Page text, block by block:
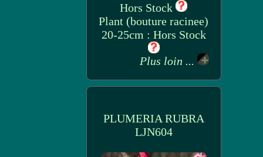
Hors Stock
Plant (bouture racinee)
20-25cm : Hors Stock
Plus loin ...
PLUMERIA RUBRA
LJN604